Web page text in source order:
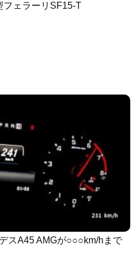
フェラーリSF15-T
スA45 AMGが○○○km/hまで